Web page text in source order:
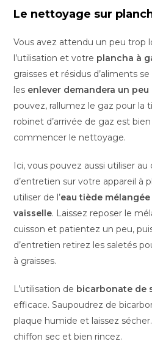
Le nettoyage sur
Vous avez attendu un peu trop
l’utilisation et votre plancha à
graisses et résidus d’aliments
les enlever demandera un
pouvez, rallumez le gaz pour la
robinet d’arrivée de gaz est
commencer le nettoyage.
Ici, vous pouvez aussi utiliser au
d’entretien sur votre appareil à
utiliser de l’eau tiède
vaisselle. Laissez reposer le
cuisson et patientez un peu,
d’entretien retirez les saletés
à graisses.
L’utilisation de bicarbonate de
efficace. Saupoudrez de
plaque humide et laissez
chiffon sec et bien rincez.